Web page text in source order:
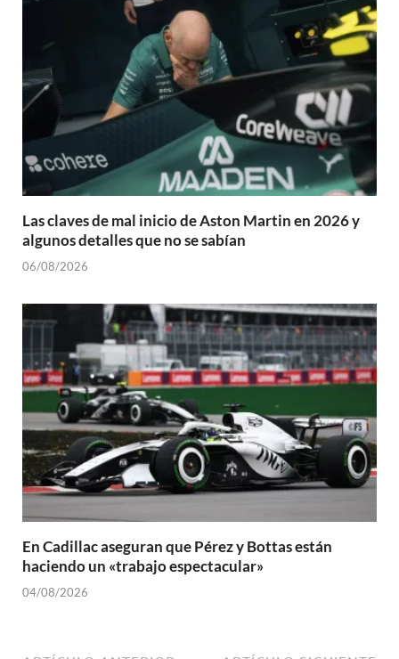
Las claves de mal inicio de Aston Martin en 2026 y
algunos detalles que no se sabían
06/08/2026
En Cadillac aseguran que Pérez y Bottas están
haciendo un «trabajo espectacular»
04/08/2026